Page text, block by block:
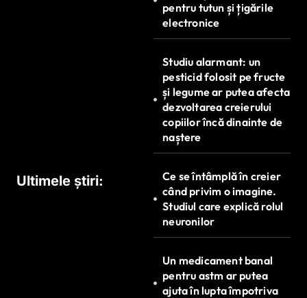
Ultimele știri:
pentru tutun și țigările
electronice
Studiu alarmant: un
pesticid folosit pe fructe
și legume ar putea afecta
dezvoltarea creierului
copiilor încă dinainte de
naștere
Ce se întâmplă în creier
când privim o imagine.
Studiul care explică rolul
neuronilor
Un medicament banal
pentru astm ar putea
ajuta în lupta împotriva